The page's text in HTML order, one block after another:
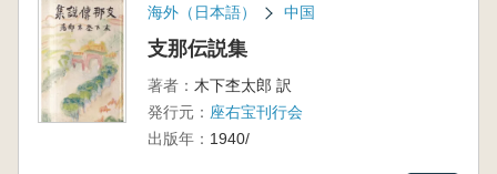
海外（日本語） 中国
支那伝説集
著者： 木下杢太郎 訳
発行元： 座右宝刊行会
出版年： 1940/